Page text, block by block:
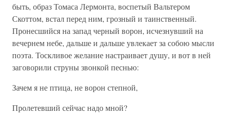
быть, образ Томаса Лермонта, воспетый Вальтером
Скоттом, встал перед ним, грозный и таинственный.
Пронесшийся на запад черный ворон, исчезнувший на
вечернем небе, дальше и дальше увлекает за собою мысли
поэта. Тоскливое желание настраивает душу, и вот в ней
заговорили струны звонкой песнью:
Зачем я не птица, не ворон степной,
Пролетевший сейчас надо мной?